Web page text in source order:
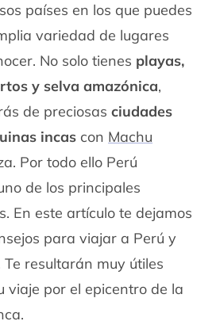
países en los que puedes
variedad de lugares
No solo tienes playas,
y selva amazónica,
de preciosas ciudades
incascon Machu
Por todo ello Perú
de los principales
En este artículo te dejamos
para viajar a Perú y
resultarán muy útiles
viaje por el epicentro de la